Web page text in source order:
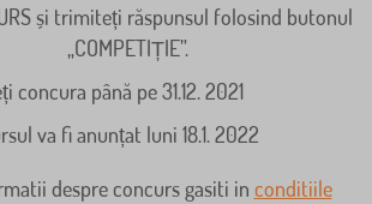
și trimiteți răspunsul folosind butonul
„COMPETIȚIE”.
concura până pe 31.12. 2021
va fi anunțat luni 18.1. 2022
despre concurs gasiti in conditiile